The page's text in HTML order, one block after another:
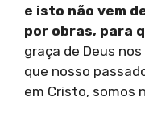
e isto não vem
por obras, para
graça de Deus
que nosso
em Cristo, somos